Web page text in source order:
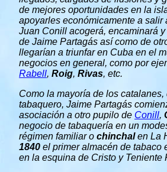
de mejores oportunidades en la
apoyarles económicamente a
Juan Conill acogerá, encaminará
de Jaime Partagás así como de
llegarían a triunfar en Cuba en el
negocios en general, como por
Rabell, Roig, Rivas, etc.
Como la mayoría de los
tabaquero, Jaime Partagás
asociación a otro pupilo de Conill,
negocio de tabaquería en un
régimen familiar o chinchalen La
1840 el primer almacén de tabaco
en la esquina de Cristo y Teniente